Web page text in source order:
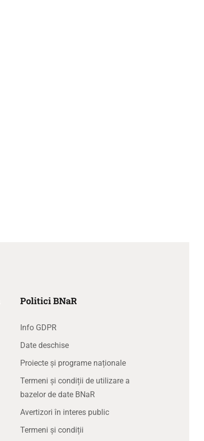
Politici BNaR
Info GDPR
Date deschise
Proiecte și programe naționale
Termeni și condiții de utilizare a
bazelor de date BNaR
Avertizori în interes public
Termeni și condiții